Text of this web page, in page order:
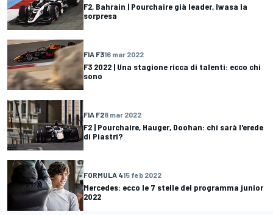
F2, Bahrain | Pourchaire già leader, Iwasa la
sorpresa
FIA F316 mar 2022
F3 2022 | Una stagione ricca di talenti: ecco chi
sono
FIA F28 mar 2022
F2 | Pourchaire, Hauger, Doohan: chi sarà l'erede
di Piastri?
FORMULA 415 feb 2022
Mercedes: ecco le 7 stelle del programma junior
2022